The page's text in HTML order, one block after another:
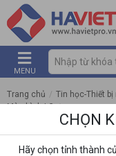
MENU
Trang chủ / Tin học-Thiết
Màn hình LG /
Màn Hình LG UltraWide
CHỌN
Hãy chọn tỉnh thành